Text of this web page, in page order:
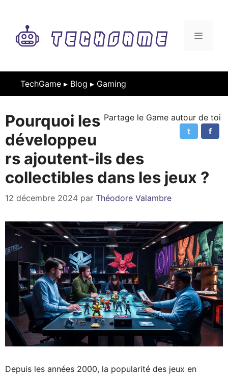
contenu
MENU
TechGame ▸ Blog ▸ Gaming
Partage le Game autour de toi
f
t
Pourquoi les
développeu
rs ajoutent-ils des
collectibles dans les jeux ?
12 décembre 2024 par Théodore Valambre
Depuis les années 2000, la popularité des jeux en